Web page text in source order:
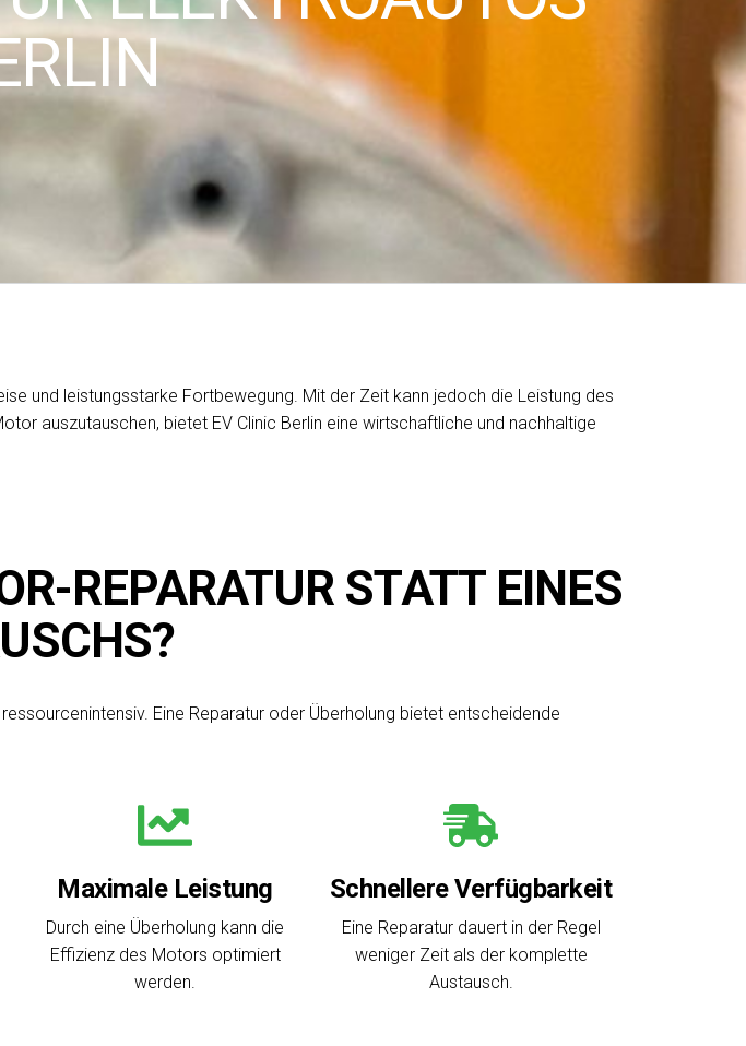
und leistungsstarke Fortbewegung. Mit der Zeit kann jedoch die Leistung des
auszutauschen, bietet EV Clinic Berlin eine wirtschaftliche und nachhaltige
REPARATUR STATT EINES
Eine Reparatur oder Überholung bietet entscheidende
Maximale Leistung
Durch eine Überholung kann die
Effizienz des Motors optimiert
werden.
Schnellere Verfügbarkeit
Eine Reparatur dauert in der Regel
weniger Zeit als der komplette
Austausch.